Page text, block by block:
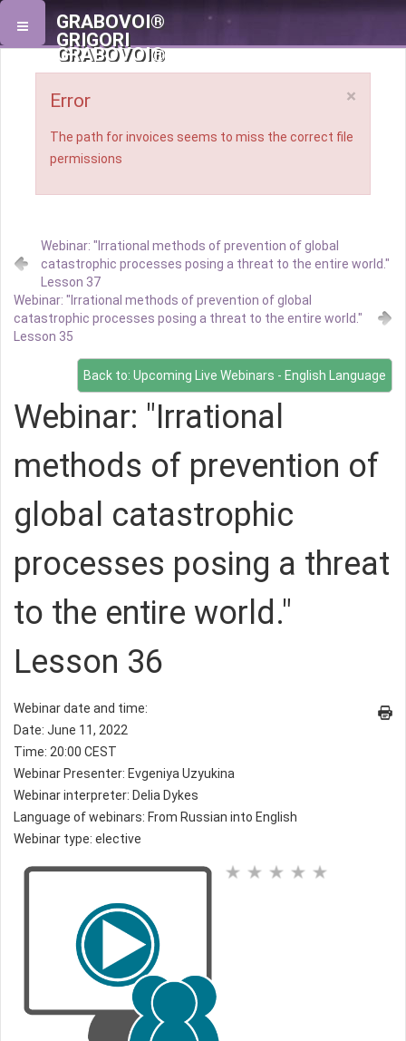
GRABOVOI®
GRIGORI
GRABOVOI®
×
Error
The path for invoices seems to miss the correct file
permissions
Webinar: "Irrational methods of prevention of global
catastrophic processes posing a threat to the entire world."
Lesson 37
Webinar: "Irrational methods of prevention of global
catastrophic processes posing a threat to the entire world."
Lesson 35
Back to: Upcoming Live Webinars - English Language
Webinar: "Irrational
methods of prevention of
global catastrophic
processes posing a threat
to the entire world."
Lesson 36
Webinar date and time:
Date: June 11, 2022
Time: 20:00 CEST
Webinar Presenter: Evgeniya Uzyukina
Webinar interpreter: Delia Dykes
Language of webinars: From Russian into English
Webinar type: elective